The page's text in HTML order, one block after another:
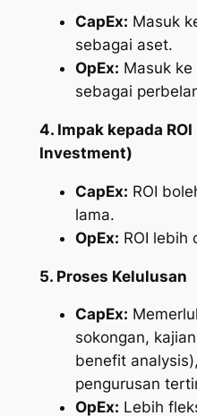
CapEx: Masuk
sebagai aset.
OpEx: Masuk ke
sebagai
4. Impak kepada
Investment)
CapEx: ROI
lama.
OpEx: ROI lebih
5. Proses Kelulusan
CapEx:
sokongan,
benefit
pengurusan
OpEx: Lebih